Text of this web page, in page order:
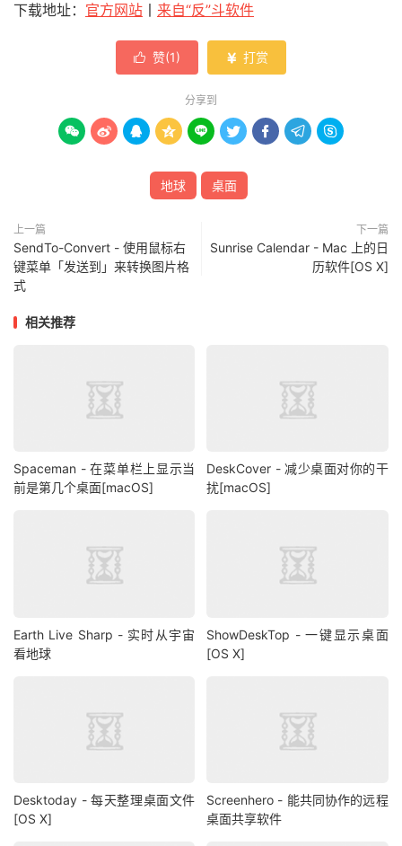
下载地址： 官方网站 来自“反”斗软件
 赞(1)  打赏
分享到
        
地球 桌面
上一篇
SendTo-Convert - 使用鼠标右
键菜单「发送到」来转换图片格
式
下一篇
Sunrise Calendar - Mac 上的日
历软件[OS X]
相关推荐
Spaceman - 在菜单栏上显示当
前是第几个桌面[macOS]
DeskCover - 减少桌面对你的干
扰[macOS]
Earth Live Sharp - 实时从宇宙
看地球
ShowDeskTop - 一键显示桌面
[OS X]
Desktoday - 每天整理桌面文件
[OS X]
Screenhero - 能共同协作的远程
桌面共享软件